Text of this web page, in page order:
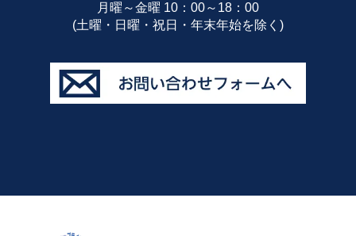
月曜～金曜 10：00～18：00
(土曜・日曜・祝日・年末年始を除く)